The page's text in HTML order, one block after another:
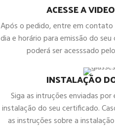
ACESSE A
Após o pedido, entre em
dia e horário para emissão do
poderá ser acesssado
INSTALAÇÃO
Siga as intruções enviadas
instalação do seu certificado.
as instruções sobre a